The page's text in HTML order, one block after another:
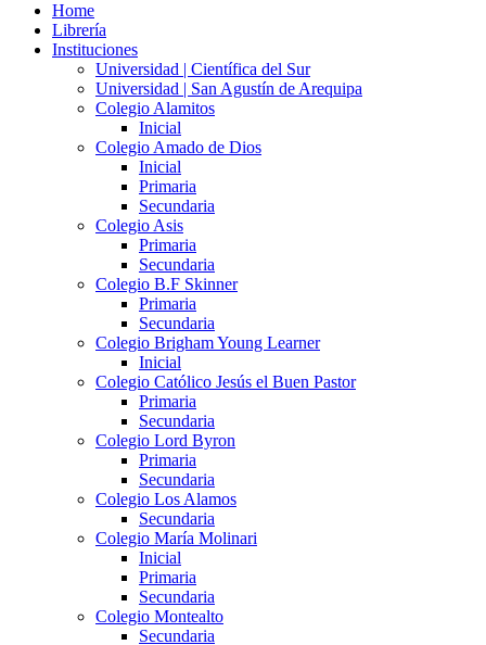
Home
Librería
Instituciones
Universidad | Científica del Sur
Universidad | San Agustín de Arequipa
Colegio Alamitos
Inicial
Colegio Amado de Dios
Inicial
Primaria
Secundaria
Colegio Asis
Primaria
Secundaria
Colegio B.F Skinner
Primaria
Secundaria
Colegio Brigham Young Learner
Inicial
Colegio Católico Jesús el Buen Pastor
Primaria
Secundaria
Colegio Lord Byron
Primaria
Secundaria
Colegio Los Alamos
Secundaria
Colegio María Molinari
Inicial
Primaria
Secundaria
Colegio Montealto
Secundaria